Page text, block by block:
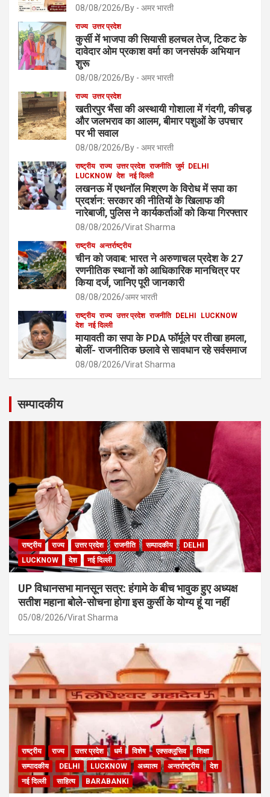
08/08/2026 By - अमर भारती
राज्य उत्तर प्रदेश
कुर्सी में भाजपा की सियासी हलचल तेज, टिकट के
दावेदार ओम प्रकाश वर्मा का जनसंपर्क अभियान
शुरू
08/08/2026 By - अमर भारती
राज्य उत्तर प्रदेश
खतीरपुर भैंसा की अस्थायी गोशाला में गंदगी, कीचड़
और जलभराव का आलम, बीमार पशुओं के उपचार
पर भी सवाल
08/08/2026 By - अमर भारती
राष्ट्रीय राज्य उत्तर प्रदेश राजनीति जुर्म DELHI
LUCKNOW देश नई दिल्ली
लखनऊ में एथनॉल मिश्रण के विरोध में सपा का
प्रदर्शन: सरकार की नीतियों के खिलाफ की
नारेबाजी, पुलिस ने कार्यकर्ताओं को किया गिरफ्तार
08/08/2026 Virat Sharma
राष्ट्रीय अन्तर्राष्ट्रीय
चीन को जवाब: भारत ने अरुणाचल प्रदेश के 27
रणनीतिक स्थानों को आधिकारिक मानचित्र पर
किया दर्ज, जानिए पूरी जानकारी
08/08/2026 अमर भारती
राष्ट्रीय राज्य उत्तर प्रदेश राजनीति DELHI
LUCKNOW
देश नई दिल्ली
मायावती का सपा के PDA फॉर्मूले पर तीखा हमला,
बोलीं- राजनीतिक छलावे से सावधान रहे सर्वसमाज
08/08/2026 Virat Sharma
सम्पादकीय
राष्ट्रीय राज्य उत्तर प्रदेश राजनीति सम्पादकीय
DELHI
LUCKNOW
देश नई दिल्ली
UP विधानसभा मानसून सत्र: हंगामे के बीच भावुक हुए अध्यक्ष
सतीश महाना बोले-सोचना होगा इस कुर्सी के योग्य हूं या नहीं
05/08/2026 Virat Sharma
राष्ट्रीय राज्य उत्तर प्रदेश धर्म विशेष एक्सक्लूसिव
शिक्षा
सम्पादकीय
DELHI LUCKNOW अध्यात्म अन्तर्राष्ट्रीय
देश
नई दिल्ली
साहित्य BARABANKI